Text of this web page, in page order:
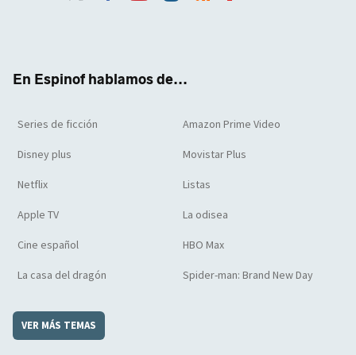
En Espinof hablamos de...
Series de ficción Amazon Prime Video
Disney plus Movistar Plus
Netflix Listas
Apple TV La odisea
Cine español HBO Max
La casa del dragón Spider-man: Brand New Day
VER MÁS TEMAS